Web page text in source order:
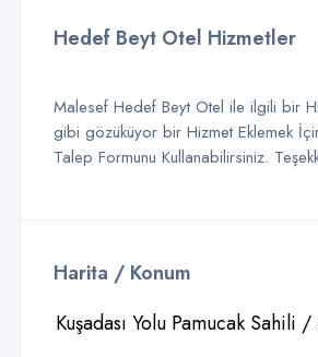
Hedef Beyt Otel Hizmetler
Malesef Hedef Beyt Otel ile ilgili bir
gibi gözüküyor bir Hizmet Eklemek
Talep Formunu Kullanabilirsiniz.
Harita / Konum
Kuşadası Yolu Pamucak Sahili